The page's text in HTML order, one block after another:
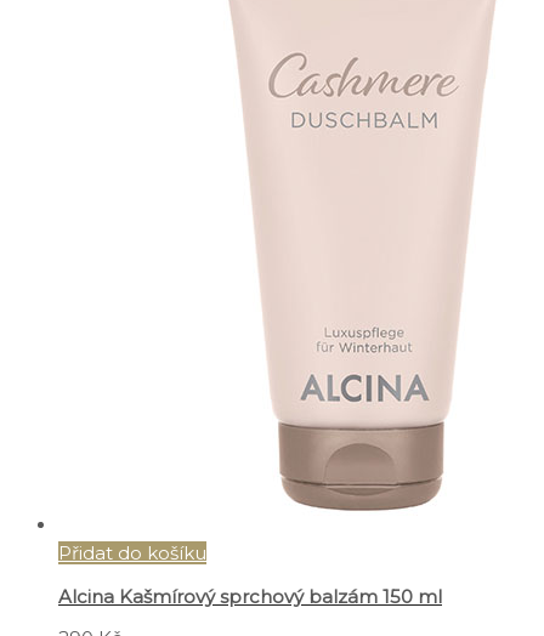
Přidat do košíku
Alcina Kašmírový sprchový balzám 150 ml